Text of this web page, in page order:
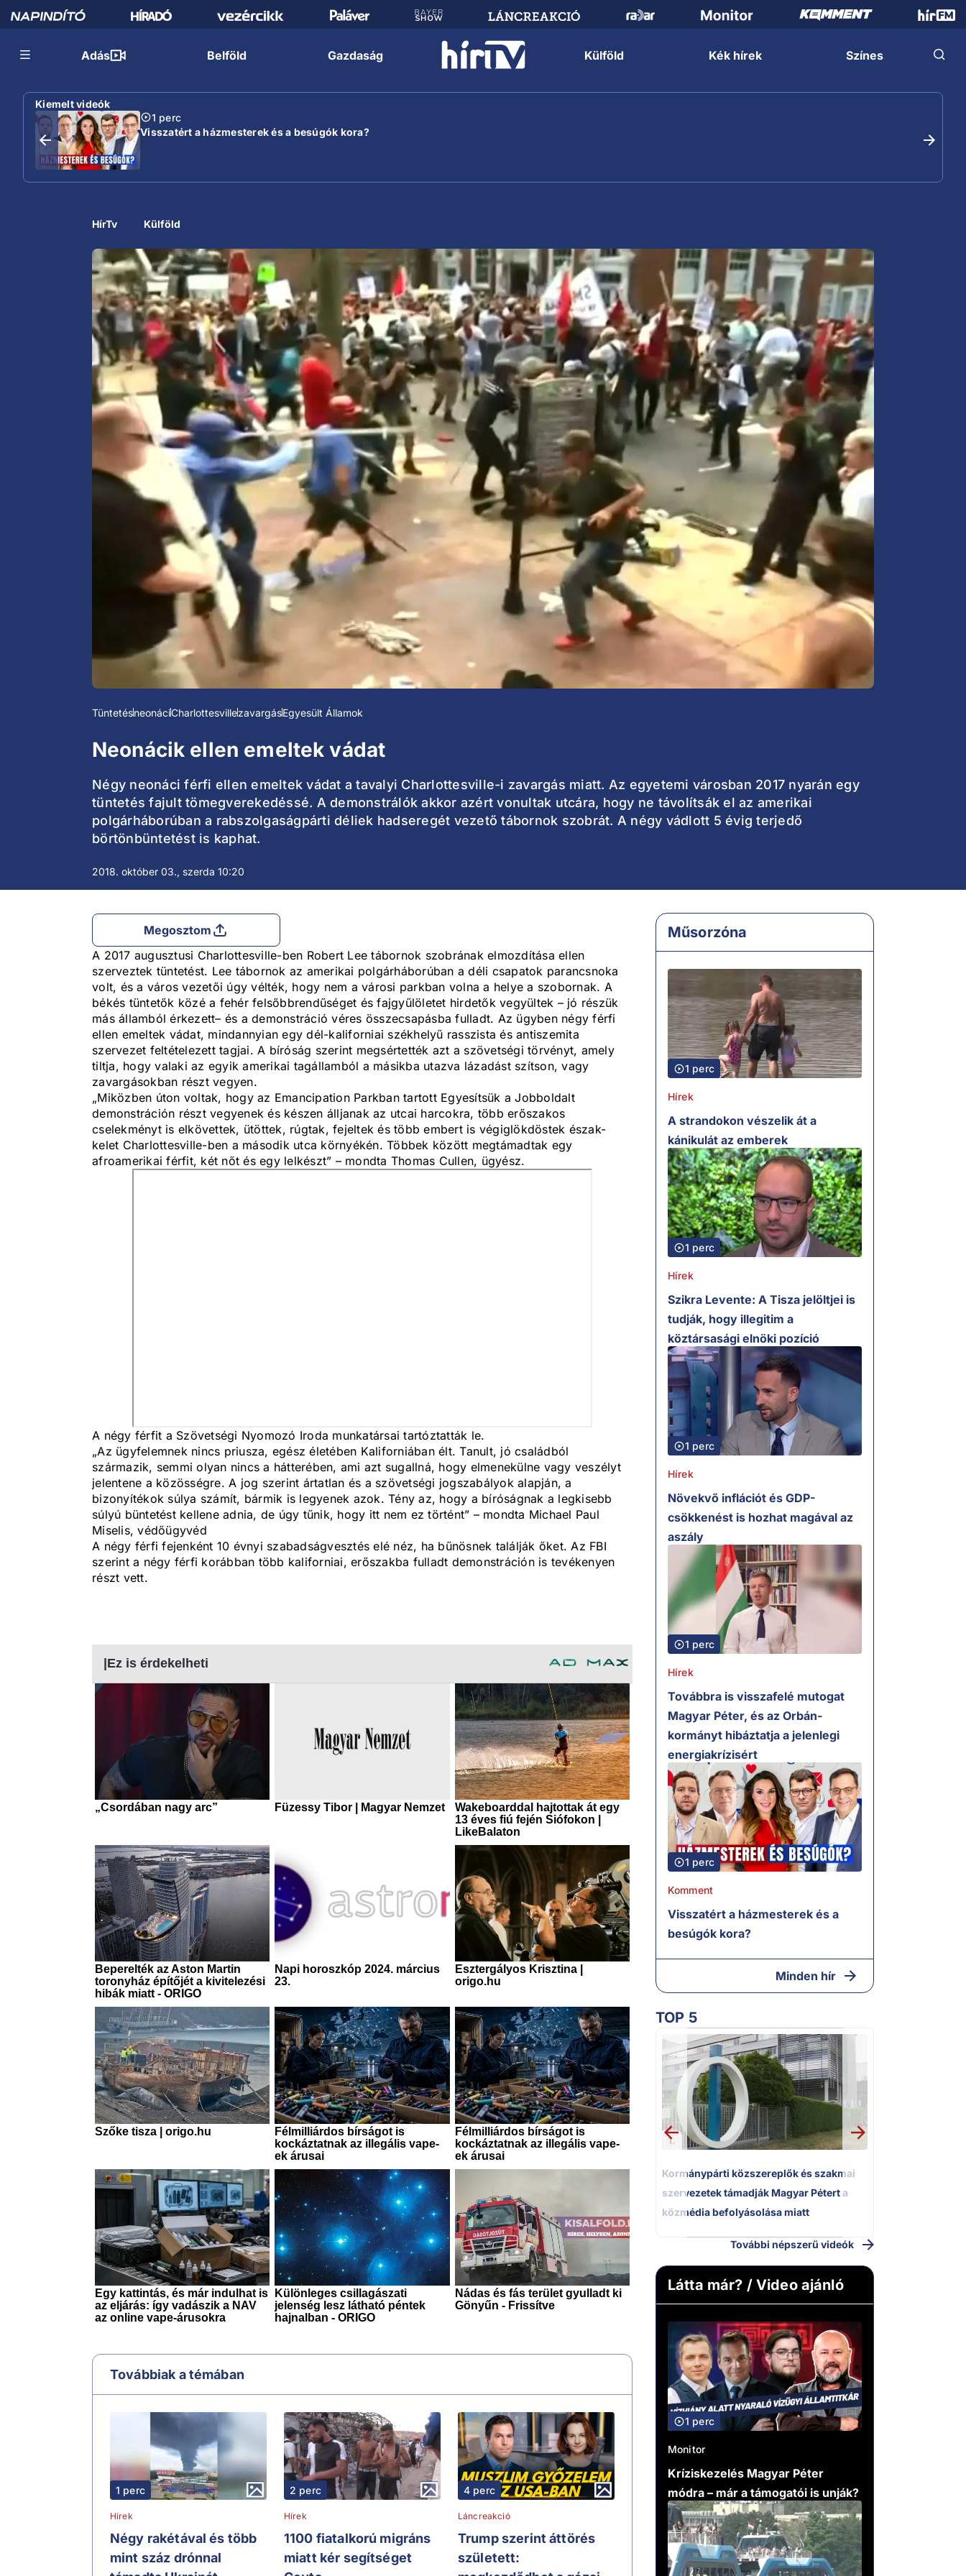
Adás Belföld Gazdaság Külföld Kék hírek Színes
Kiemelt videók
1 perc
Visszatért a házmesterek és a besúgók kora?
HírTv Külföld
TüntetésneonáciCharlottesvillezavargásEgyesült Államok
Neonácik ellen emeltek vádat
Négy neonáci férfi ellen emeltek vádat a tavalyi Charlottesville-i zavargás miatt. Az egyetemi városban 2017 nyarán egy
tüntetés fajult tömegverekedéssé. A demonstrálók akkor azért vonultak utcára, hogy ne távolítsák el az amerikai
polgárháborúban a rabszolgaságpárti déliek hadseregét vezető tábornok szobrát. A négy vádlott 5 évig terjedő
börtönbüntetést is kaphat.
2018. október 03., szerda 10:20
Megosztom
A 2017 augusztusi Charlottesville-ben Robert Lee tábornok szobrának elmozdítása ellen
szerveztek tüntetést. Lee tábornok az amerikai polgárháborúban a déli csapatok parancsnoka
volt, és a város vezetői úgy vélték, hogy nem a városi parkban volna a helye a szobornak. A
békés tüntetők közé a fehér felsőbbrendűséget és fajgyűlöletet hirdetők vegyültek – jó részük
más államból érkezett– és a demonstráció véres összecsapásba fulladt. Az ügyben négy férfi
ellen emeltek vádat, mindannyian egy dél-kaliforniai székhelyű rasszista és antiszemita
szervezet feltételezett tagjai. A bíróság szerint megsértették azt a szövetségi törvényt, amely
tiltja, hogy valaki az egyik amerikai tagállamból a másikba utazva lázadást szítson, vagy
zavargásokban részt vegyen.
„Miközben úton voltak, hogy az Emancipation Parkban tartott Egyesítsük a Jobboldalt
demonstráción részt vegyenek és készen álljanak az utcai harcokra, több erőszakos
cselekményt is elkövettek, ütöttek, rúgtak, fejeltek és több embert is végiglökdöstek észak-
kelet Charlottesville-ben a második utca környékén. Többek között megtámadtak egy
afroamerikai férfit, két nőt és egy lelkészt” – mondta Thomas Cullen, ügyész.
A négy férfit a Szövetségi Nyomozó Iroda munkatársai tartóztatták le.
„Az ügyfelemnek nincs priusza, egész életében Kaliforniában élt. Tanult, jó családból
származik, semmi olyan nincs a hátterében, ami azt sugallná, hogy elmenekülne vagy veszélyt
jelentene a közösségre. A jog szerint ártatlan és a szövetségi jogszabályok alapján, a
bizonyítékok súlya számít, bármik is legyenek azok. Tény az, hogy a bíróságnak a legkisebb
súlyú büntetést kellene adnia, de úgy tűnik, hogy itt nem ez történt” – mondta Michael Paul
Miselis, védőügyvéd
A négy férfi fejenként 10 évnyi szabadságvesztés elé néz, ha bűnösnek találják őket. Az FBI
szerint a négy férfi korábban több kaliforniai, erőszakba fulladt demonstráción is tevékenyen
részt vett.
Továbbiak a témában
1 perc
Hírek
Négy rakétával és több
mint száz drónnal
2 perc
Hírek
1100 fiatalkorú migráns
miatt kér segítséget
4 perc
Láncreakció
Trump szerint áttörés
született:
Műsorzóna
1 perc
Hírek
A strandokon vészelik át a
kánikulát az emberek
1 perc
Hírek
Szikra Levente: A Tisza jelöltjei is
tudják, hogy illegitim a
köztársasági elnöki pozíció
1 perc
Hírek
Növekvő inflációt és GDP-
csökkenést is hozhat magával az
aszály
1 perc
Hírek
Továbbra is visszafelé mutogat
Magyar Péter, és az Orbán-
kormányt hibáztatja a jelenlegi
energiakrízisért
1 perc
Komment
Visszatért a házmesterek és a
besúgók kora?
Minden hír
TOP 5
1.
Kormánypárti közszereplők és szakmai
szervezetek támadják Magyar Pétert a
közmédia befolyásolása miatt
További népszerű videók
Látta már? / Video ajánló
1 perc
Monitor
Kríziskezelés Magyar Péter
módra – már a támogatói is unják?